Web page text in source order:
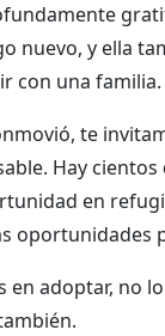
nuevo, y ella
con una familia.
te
Hay
en
oportunidades
en adoptar, no